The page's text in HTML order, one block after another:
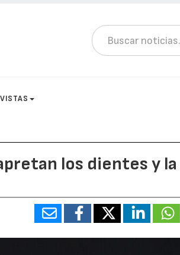
los dientes y la